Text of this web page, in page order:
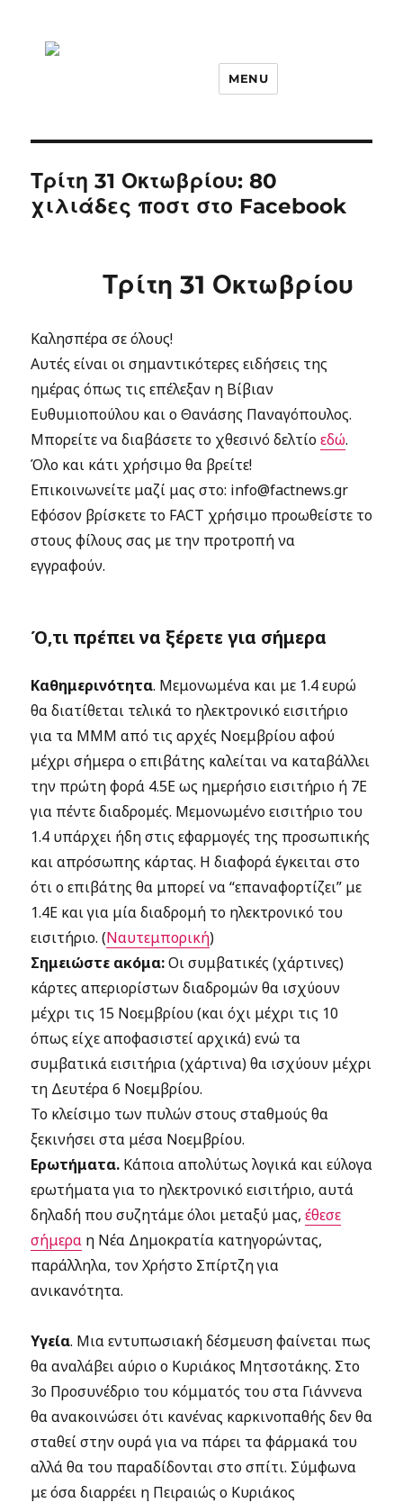
MENU
Τρίτη 31 Οκτωβρίου: 80
χιλιάδες ποστ στο Facebook
Τρίτη 31 Οκτωβρίου
Καλησπέρα σε όλους!
Αυτές είναι οι σημαντικότερες ειδήσεις της
ημέρας όπως τις επέλεξαν η Βίβιαν
Ευθυμιοπούλου και ο Θανάσης Παναγόπουλος.
Μπορείτε να διαβάσετε το χθεσινό δελτίοεδώ.
Όλο και κάτι χρήσιμο θα βρείτε!
Επικοινωνείτε μαζί μας στο: info@factnews.gr
Εφόσον βρίσκετε το FACT χρήσιμο προωθείστε το
στους φίλους σας με την προτροπή να
εγγραφούν.
Ό,τι πρέπει να ξέρετε για σήμερα
Καθημερινότητα. Μεμονωμένα και με 1.4 ευρώ
θα διατίθεται τελικά το ηλεκτρονικό εισιτήριο
για τα ΜΜΜ από τις αρχές Νοεμβρίου αφού
μέχρι σήμερα ο επιβάτης καλείται να καταβάλλει
την πρώτη φορά 4.5Ε ως ημερήσιο εισιτήριο ή 7Ε
για πέντε διαδρομές. Μεμονωμένο εισιτήριο του
1.4 υπάρχει ήδη στις εφαρμογές της προσωπικής
και απρόσωπης κάρτας. Η διαφορά έγκειται στο
ότι ο επιβάτης θα μπορεί να “επαναφορτίζει” με
1.4Ε και για μία διαδρομή το ηλεκτρονικό του
εισιτήριο. (Ναυτεμπορική)
Σημειώστε ακόμα:Οι συμβατικές (χάρτινες)
κάρτες απεριορίστων διαδρομών θα ισχύουν
μέχρι τις 15 Νοεμβρίου (και όχι μέχρι τις 10
όπως είχε αποφασιστεί αρχικά) ενώ τα
συμβατικά εισιτήρια (χάρτινα) θα ισχύουν μέχρι
τη Δευτέρα 6 Νοεμβρίου.
Το κλείσιμο των πυλών στους σταθμούς θα
ξεκινήσει στα μέσα Νοεμβρίου.
Ερωτήματα. Κάποια απολύτως λογικά και εύλογα
ερωτήματα για το ηλεκτρονικό εισιτήριο, αυτά
δηλαδή που συζητάμε όλοι μεταξύ μας,έθεσε
σήμερα η Νέα Δημοκρατία κατηγορώντας,
παράλληλα, τον Χρήστο Σπίρτζη για
ανικανότητα.
Υγεία. Μια εντυπωσιακή δέσμευση φαίνεται πως
θα αναλάβει αύριο ο Κυριάκος Μητσοτάκης. Στο
3ο Προσυνέδριο του κόμματός του στα Γιάννενα
θα ανακοινώσει ότι κανένας καρκινοπαθής δεν θα
σταθεί στην ουρά για να πάρει τα φάρμακά του
αλλά θα του παραδίδονται στο σπίτι. Σύμφωνα
με όσα διαρρέει η Πειραιώς ο Κυριάκος